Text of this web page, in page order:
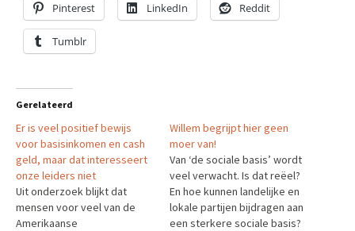
Pinterest LinkedIn Reddit
Tumblr
Gerelateerd
Er is veel positief bewijs
voor basisinkomen en cash
geld, maar dat interesseert
onze leiders niet
Uit onderzoek blijkt dat
mensen voor veel van de
Amerikaanse
Willem begrijpt hier geen
moer van!
Van ‘de sociale basis’ wordt
veel verwacht. Is dat reëel?
En hoe kunnen landelijke en
lokale partijen bijdragen aan
een sterkere sociale basis?